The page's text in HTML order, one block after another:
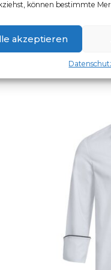
können bestimmte
akzeptieren